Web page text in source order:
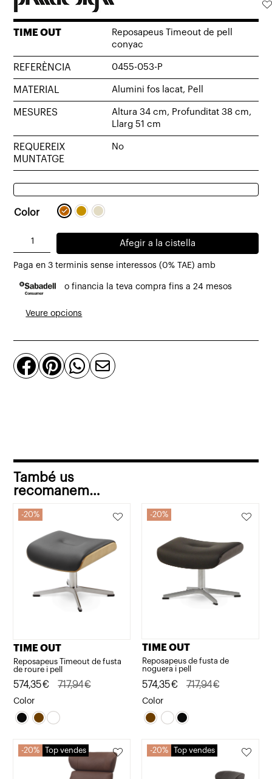
TIME OUT
Reposapeus Timeout de pell
conyac
REFERÈNCIA 0455-053-P
MATERIAL Alumini fos lacat, Pell
MESURES
Altura 34 cm, Profunditat 38 cm,
Llarg 51 cm
REQUEREIX
MUNTATGE
No
Color
quantitat
Reposapeus
Timeout
conyac
Afegir a la cistella
Paga en 3 terminis sense interessos (0% TAE) amb
o financia la teva compra fins a 24 mesos
Veure opcions
   
També us
recomanem…
20%
TIME OUT
Reposapeus Timeout de fusta
de roure i pell
717,94€
El
preu
original
717,94€.
574,35€
El
preu
actual
574,35€.
Color
20%
TIME OUT
Reposapeus de fusta de
noguera i pell
717,94€
El
preu
original
717,94€.
574,35€
El
preu
actual
574,35€.
Color
20% Top vendes 20% Top vendes